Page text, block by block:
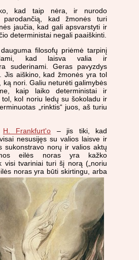
kad taip nėra, ir nurodo
parodančią, kad žmonės turi
jaučia, kad gali apsvarstyti ir
deterministai negali paaiškinti.
filosofų priėmė tarpinį
kad laisva valia ir
suderinami. Geras pavyzdys
Jis aiškino, kad žmonės yra tol
ką nori. Galiu neturėti galimybės
kaip laiko deterministai ir
tol, kol noriu ledų su šokoladu ir
„rinktis“ juos, aš turiu
H. Frankfurt'o – jis tiki, kad
nesusijęs su valios laisve ir
sukonstravo norų ir valios aktų
eilės noras yra kažko
visi tvariniai turi šį norą („noriu
noras yra būtiskirtingu, arba